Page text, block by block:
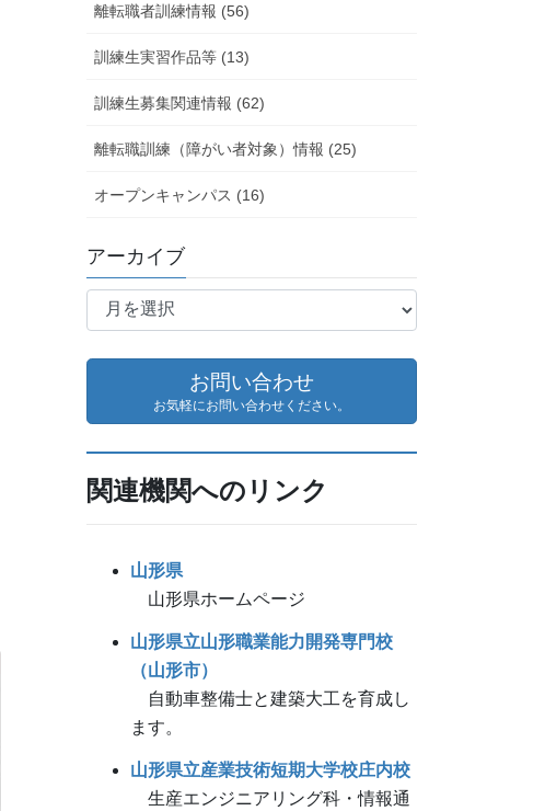
離転職者訓練情報 (56)
訓練生実習作品等 (13)
訓練生募集関連情報 (62)
離転職訓練（障がい者対象）情報 (25)
オープンキャンパス (16)
アーカイブ
ア
イ
お問い合わせ
お気軽にお問い合わせください。
関連機関へのリンク
山形県
山形県ホームページ
山形県立山形職業能力開発専門校
（山形市）
自動車整備士と建築大工を育成し
ます。
山形県立産業技術短期大学校庄内校
生産エンジニアリング科・情報通